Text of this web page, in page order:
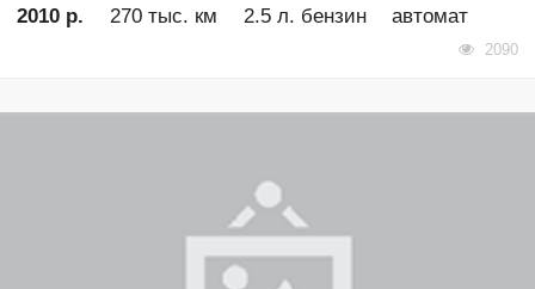
2010 р.
270 тыс. км 2.5 л. бензин автомат
2090